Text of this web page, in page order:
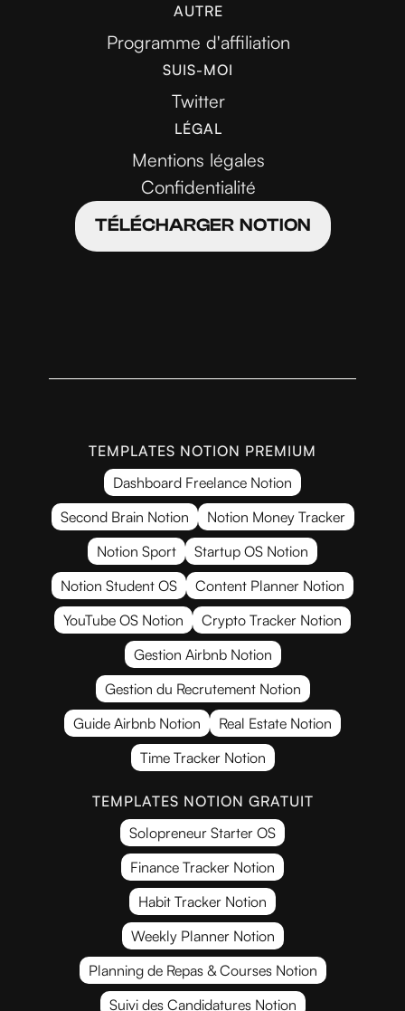
AUTRE
Programme d'affiliation
SUIS-MOI
Twitter
LÉGAL
Mentions légales
Confidentialité
TÉLÉCHARGER NOTION
TEMPLATES NOTION PREMIUM
Dashboard Freelance Notion
Second Brain Notion
Notion Money Tracker
Notion Sport
Startup OS Notion
Notion Student OS
Content Planner Notion
YouTube OS Notion
Crypto Tracker Notion
Gestion Airbnb Notion
Gestion du Recrutement Notion
Guide Airbnb Notion
Real Estate Notion
Time Tracker Notion
TEMPLATES NOTION GRATUIT
Solopreneur Starter OS
Finance Tracker Notion
Habit Tracker Notion
Weekly Planner Notion
Planning de Repas & Courses Notion
Suivi des Candidatures Notion